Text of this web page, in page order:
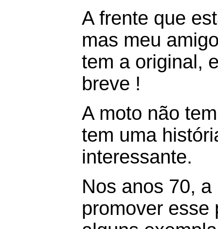
A frente que
mas meu
tem a original,
breve !
A moto não
tem uma
interessante.
Nos anos 70,
promover esse